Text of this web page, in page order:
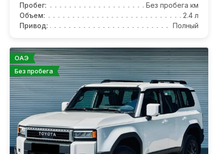
Пробег:
Без пробега км
Объем:
2.4 л
Привод:
Полный
ОАЭ
Без пробега